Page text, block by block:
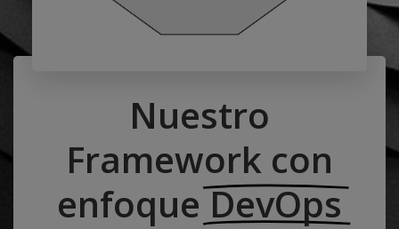
Nuestro
Framework con
enfoqueDevOps